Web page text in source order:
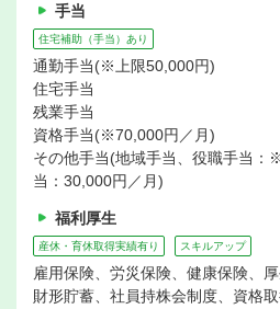
手当
住宅補助（手当）あり
通勤手当(※上限50,000円)
住宅手当
残業手当
資格手当(※70,000円／月)
その他手当(地域手当、役職手当
当：30,000円／月)
福利厚生
産休・育休取得実績有り スキルアップ
雇用保険、労災保険、健康保険、
財形貯蓄、社員持株会制度、資格